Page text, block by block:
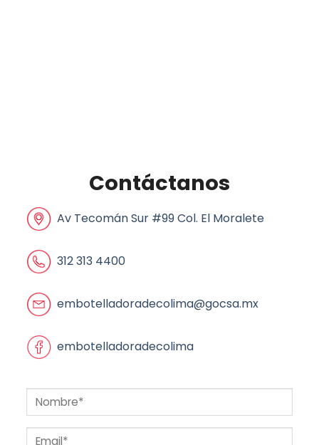
Contáctanos
Av Tecomán Sur #99 Col. El Moralete
312 313 4400
embotelladoradecolima@gocsa.mx
embotelladoradecolima